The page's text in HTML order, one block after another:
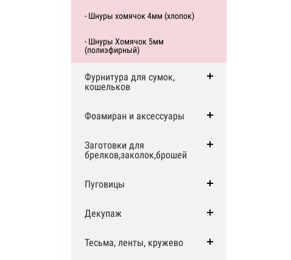
- Шнуры хомячок 4мм (хлопок)
- Шнуры Хомячок 5мм
(полиэфирный)
Фурнитура для сумок,
кошельков
Фоамиран и аксессуары
Заготовки для
брелков,заколок,брошей
Пуговицы
Декупаж
Тесьма, ленты, кружево